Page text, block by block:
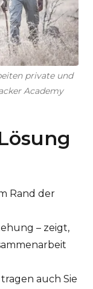
private und
Academy
Rand der
– zeigt,
auch Sie